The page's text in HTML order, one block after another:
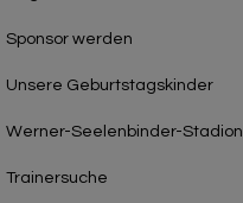
Sponsor werden
Unsere Geburtstagskinder
Werner-Seelenbinder-Stadion
Trainersuche